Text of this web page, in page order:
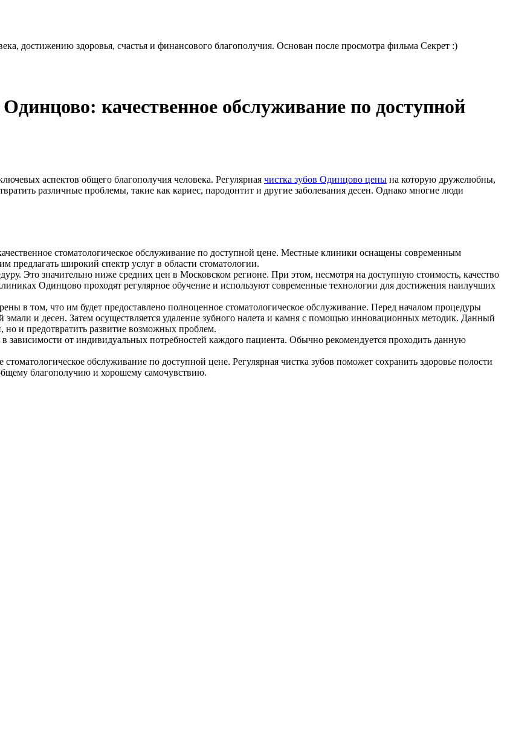
достижению здоровья, счастья и финансового благополучия. Основан после просмотра фильма Секрет :)
качественное обслуживание по доступной
аспектов общего благополучия человека. Регулярная чистка зубов Одинцово цены на которую дружелюбны,
различные проблемы, такие как кариес, пародонтит и другие заболевания десен. Однако многие люди
стоматологическое обслуживание по доступной цене. Местные клиники оснащены современным
предлагать широкий спектр услуг в области стоматологии.
Это значительно ниже средних цен в Московском регионе. При этом, несмотря на доступную стоимость, качество
Одинцово проходят регулярное обучение и используют современные технологии для достижения наилучших
в том, что им будет предоставлено полноценное стоматологическое обслуживание. Перед началом процедуры
эмали и десен. Затем осуществляется удаление зубного налета и камня с помощью инновационных методик. Данный
но и предотвратить развитие возможных проблем.
зависимости от индивидуальных потребностей каждого пациента. Обычно рекомендуется проходить данную
обслуживание по доступной цене. Регулярная чистка зубов поможет сохранить здоровье полости
благополучию и хорошему самочувствию.